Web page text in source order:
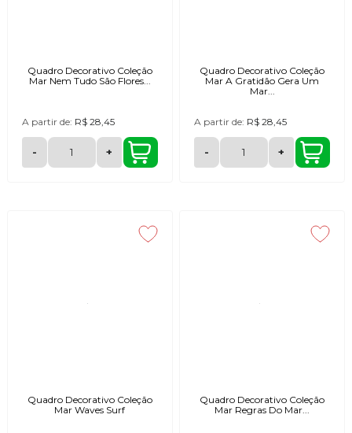
Quadro Decorativo Coleção
Mar Nem Tudo São Flores...
A partir de: R$ 28,45
- +
Quadro Decorativo Coleção
Mar A Gratidão Gera Um
Mar...
A partir de: R$ 28,45
- +
Quadro Decorativo Coleção
Mar Waves Surf
Quadro Decorativo Coleção
Mar Regras Do Mar...